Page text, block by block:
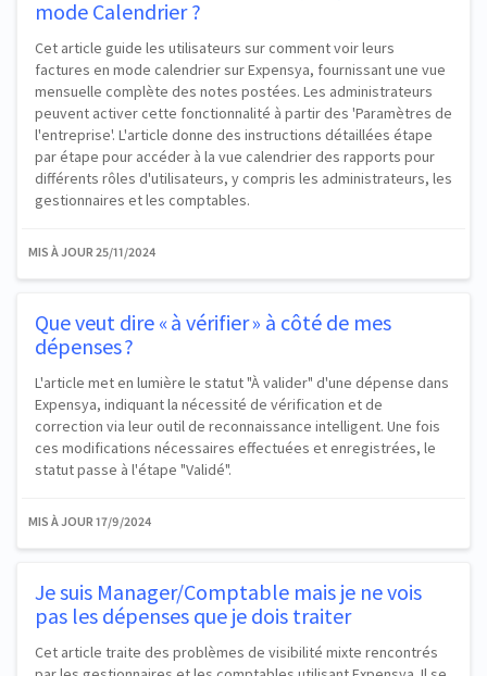
mode Calendrier ?
Cet article guide les utilisateurs sur comment voir leurs
factures en mode calendrier sur Expensya, fournissant une vue
mensuelle complète des notes postées. Les administrateurs
peuvent activer cette fonctionnalité à partir des 'Paramètres de
l'entreprise'. L'article donne des instructions détaillées étape
par étape pour accéder à la vue calendrier des rapports pour
différents rôles d'utilisateurs, y compris les administrateurs, les
gestionnaires et les comptables.
MIS À JOUR 25/11/2024
Que veut dire « à vérifier » à côté de mes
dépenses ?
L'article met en lumière le statut "À valider" d'une dépense dans
Expensya, indiquant la nécessité de vérification et de
correction via leur outil de reconnaissance intelligent. Une fois
ces modifications nécessaires effectuées et enregistrées, le
statut passe à l'étape "Validé".
MIS À JOUR 17/9/2024
Je suis Manager/Comptable mais je ne vois
pas les dépenses que je dois traiter
Cet article traite des problèmes de visibilité mixte rencontrés